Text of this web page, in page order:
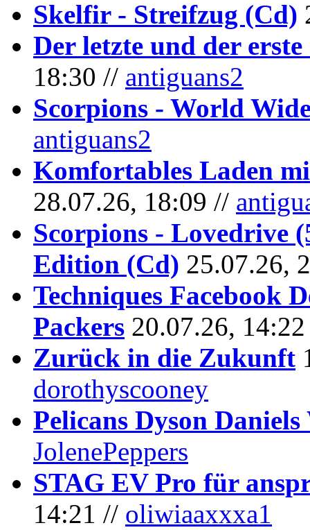
Skelfir - Streifzug (Cd)
Der letzte und der erste
18:30 // antiguans2
Scorpions - World
antiguans2
Komfortables Laden
28.07.26, 18:09 //
Scorpions - Lovedrive
Edition (Cd) 25.07.26,
Techniques Facebook
Packers 20.07.26,
Zurück in die Zukunft
dorothyscooney
Pelicans Dyson
JolenePeppers
STAG EV Pro für
14:21 // oliwiaaxxxa1